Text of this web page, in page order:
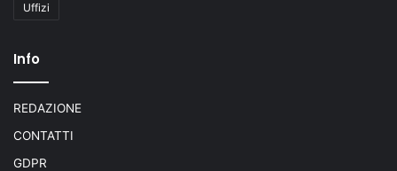
Uffizi
Info
REDAZIONE
CONTATTI
GDPR